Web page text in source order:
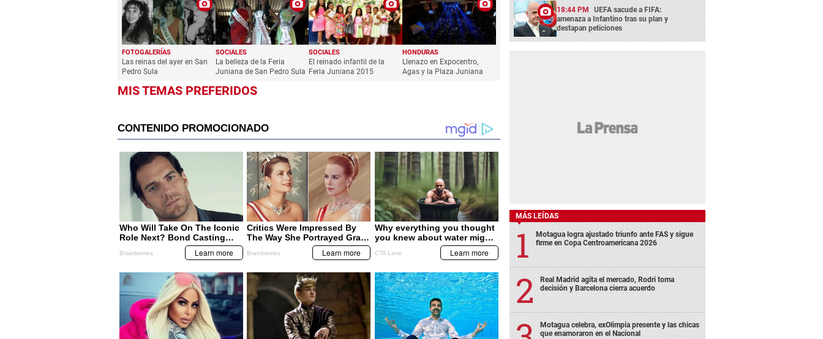
FOTOGALERÍAS
Las reinas del ayer en San
Pedro Sula
SOCIALES
La belleza de la Feria
Juniana de San Pedro Sula
SOCIALES
El reinado infantil de la
Feria Juniana 2015
HONDURAS
Llenazo en Expocentro,
Agas y la Plaza Juniana
MIS TEMAS PREFERIDOS
18:44 PM UEFA sacude a FIFA:
amenaza a Infantino tras su plan y
destapan peticiones
MÁS LEÍDAS
Motagua logra ajustado triunfo ante FAS y sigue
firme en Copa Centroamericana 2026
Real Madrid agita el mercado, Rodri toma
decisión y Barcelona cierra acuerdo
Motagua celebra, exOlimpia presente y las chicas
que enamoraron en el Nacional